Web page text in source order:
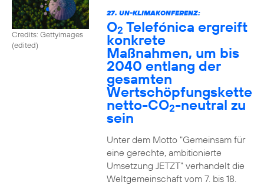
Credits: Gettyimages
(edited)
27. UN-KLIMAKONFERENZ:
O2 Telefónica ergreift
konkrete
Maßnahmen, um bis
2040 entlang der
gesamten
Wertschöpfungskette
netto-CO2-neutral zu
sein
Unter dem Motto "Gemeinsam für
eine gerechte, ambitionierte
Umsetzung JETZT" verhandelt die
Weltgemeinschaft vom 7. bis 18.